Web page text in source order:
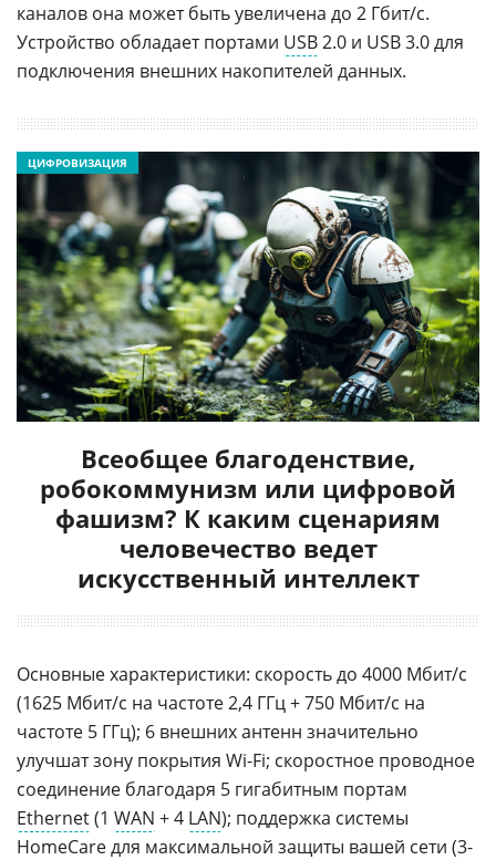
каналов она может быть увеличена до 2 Гбит/с.
Устройство обладает портами USB2.0 и USB 3.0 для
подключения внешних накопителей данных.
Всеобщее благоденствие,
робокоммунизм или цифровой
фашизм? К каким сценариям
человечество ведет
искусственный интеллект
ЦИФРОВИЗАЦИЯ
Основные характеристики: скорость до 4000 Мбит/с
(1625 Мбит/с на частоте 2,4 ГГц + 750 Мбит/с на
частоте 5 ГГц); 6 внешних антенн значительно
улучшат зону покрытия Wi-Fi; скоростное проводное
соединение благодаря 5 гигабитным портам
Ethernet(1 WAN + 4 LAN); поддержка системы
HomeCare для максимальной защиты вашей сети (3-